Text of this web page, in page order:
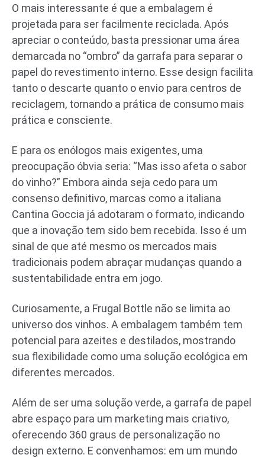
O mais interessante é que a embalagem é
projetada para ser facilmente reciclada. Após
apreciar o conteúdo, basta pressionar uma área
demarcada no “ombro” da garrafa para separar o
papel do revestimento interno. Esse design facilita
tanto o descarte quanto o envio para centros de
reciclagem, tornando a prática de consumo mais
prática e consciente.
E para os enólogos mais exigentes, uma
preocupação óbvia seria: “Mas isso afeta o sabor
do vinho?” Embora ainda seja cedo para um
consenso definitivo, marcas como a italiana
Cantina Goccia já adotaram o formato, indicando
que a inovação tem sido bem recebida. Isso é um
sinal de que até mesmo os mercados mais
tradicionais podem abraçar mudanças quando a
sustentabilidade entra em jogo.
Curiosamente, a Frugal Bottle não se limita ao
universo dos vinhos. A embalagem também tem
potencial para azeites e destilados, mostrando
sua flexibilidade como uma solução ecológica em
diferentes mercados.
Além de ser uma solução verde, a garrafa de papel
abre espaço para um marketing mais criativo,
oferecendo 360 graus de personalização no
design externo. E convenhamos: em um mundo